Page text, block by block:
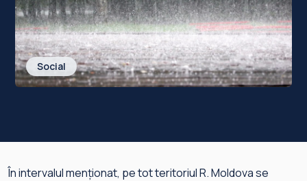
Social
În intervalul menționat, pe tot teritoriul R. Moldova se